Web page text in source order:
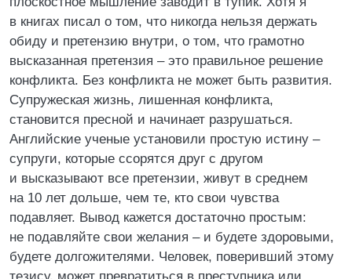
в книгах писал о том, что никогда нельзя держать
обиду и претензию внутри, о том, что грамотно
высказанная претензия – это правильное решение
конфликта. Без конфликта не может быть развития.
Супружеская жизнь, лишенная конфликта,
становится пресной и начинает разрушаться.
Английские ученые установили простую истину –
супруги, которые ссорятся друг с другом
и высказывают все претензии, живут в среднем
на 10 лет дольше, чем те, кто свои чувства
подавляет. Вывод кажется достаточно простым:
не подавляйте свои желания – и будете здоровыми,
будете долгожителями. Человек, поверивший этому